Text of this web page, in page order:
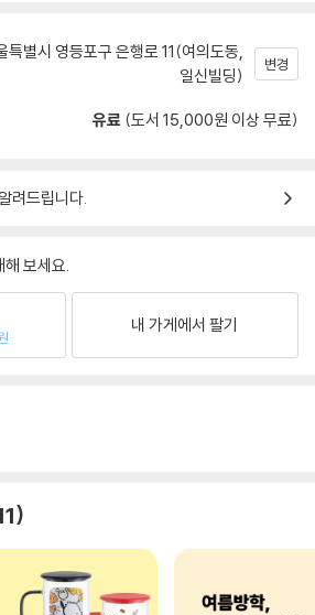
특별시 영등포구 은행로 11(여의도동,
일신빌딩)
변경
유료 (도서 15,000원 이상 무료)
려드립니다.
보세요.
내 가게에서 팔기